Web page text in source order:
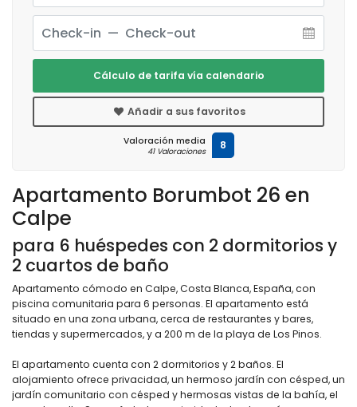
Apartamento Borumbot 26 en
Calpe
para 6 huéspedes con 2 dormitorios y
2 cuartos de baño
Apartamento cómodo en Calpe, Costa Blanca, España, con
piscina comunitaria para 6 personas. El apartamento está
situado en una zona urbana, cerca de restaurantes y bares,
tiendas y supermercados, y a 200 m de la playa de Los Pinos.
El apartamento cuenta con 2 dormitorios y 2 baños. El
alojamiento ofrece privacidad, un hermoso jardín con césped, un
jardín comunitario con césped y hermosas vistas de la bahía, el
Cálculo de tarifa vía calendario
Añadir a sus favoritos
Valoración media
41 Valoraciones 8